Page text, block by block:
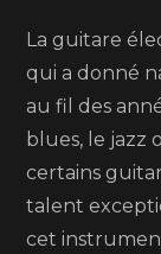
La guitare
qui a donné
au fil des
blues, le jazz
certains
talent
cet